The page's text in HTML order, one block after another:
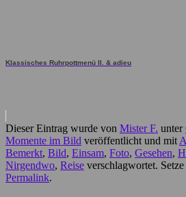
Klassisches Ruhrpottmenü II. & adieu
Dieser Eintrag wurde von Mister F. unter
Momente im Bild veröffentlicht und mit
Bemerkt, Bild, Einsam, Foto, Gesehen,
Nirgendwo, Reise verschlagwortet.
Permalink.